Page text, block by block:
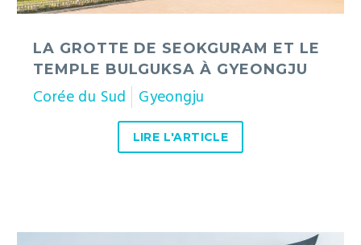
LA GROTTE DE SEOKGURAM ET LE
TEMPLE BULGUKSA À GYEONGJU
Corée du Sud Gyeongju
LIRE L'ARTICLE